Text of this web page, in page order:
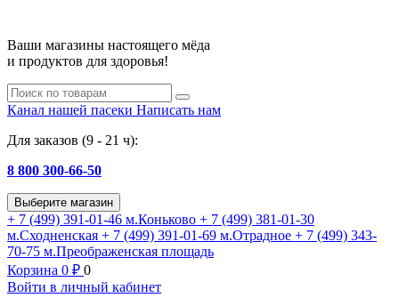
Ваши магазины настоящего мёда
и продуктов для здоровья!
Канал нашей пасеки Написать нам
Для заказов (9 - 21 ч):
8 800 300-66-50
Выберите магазин
+ 7 (499) 391-01-46 м.Коньково + 7 (499) 381-01-30
м.Сходненская + 7 (499) 391-01-69 м.Отрадное + 7 (499) 343-
70-75 м.Преображенская площадь
Корзина 0 ₽ 0
Войти в личный кабинет